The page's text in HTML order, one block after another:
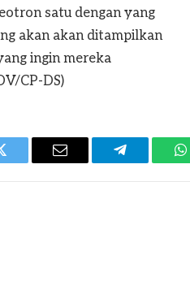
satu dengan yang
akan akan ditampilkan
ingin mereka
CP-DS)
Email Telegram